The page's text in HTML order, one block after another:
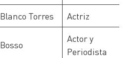
Blanco Torres Actriz
Bosso
Actor y
Periodista